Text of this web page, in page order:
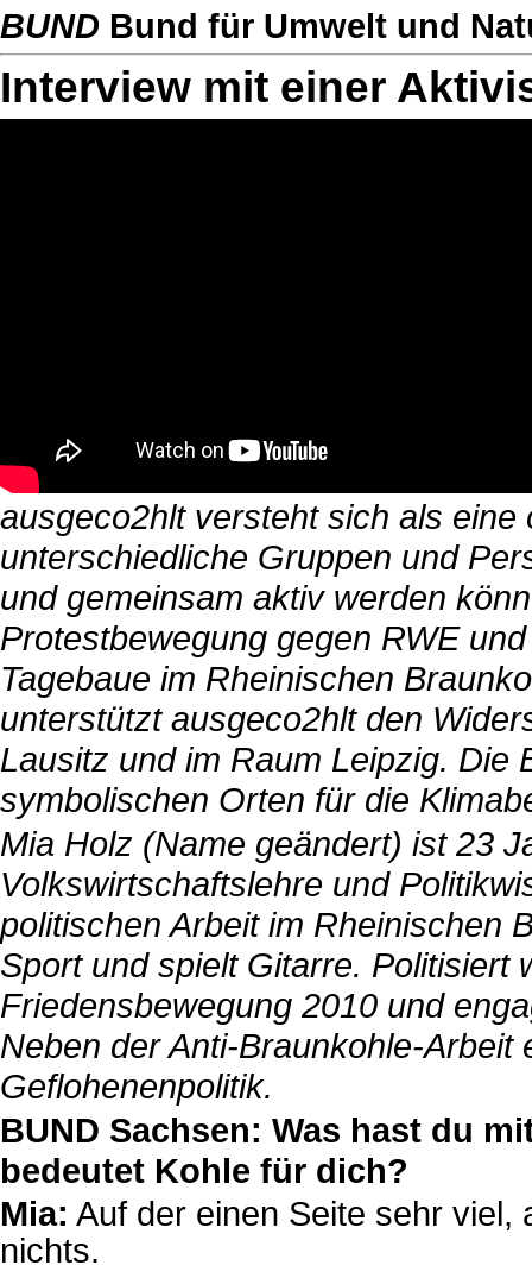
BUND Bund für Umwelt und
Interview mit einer
ausgeco2hlt versteht sich als
unterschiedliche Gruppen und
und gemeinsam aktiv werden
Protestbewegung gegen RWE
Tagebaue im Rheinischen
unterstützt ausgeco2hlt den
Lausitz und im Raum Leipzig. Die
symbolischen Orten für die
Mia Holz (Name geändert) ist 23
Volkswirtschaftslehre und
politischen Arbeit im Rheinischen
Sport und spielt Gitarre. Politisiert
Friedensbewegung 2010 und
Neben der Anti-Braunkohle-Arbeit
Geflohenenpolitik.
BUND Sachsen: Was hast du
bedeutet Kohle für dich?
Mia: Auf der einen Seite sehr viel,
nichts.